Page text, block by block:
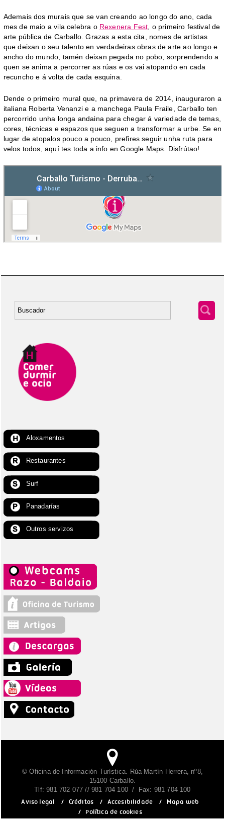
Ademais dos murais que se van creando ao longo do ano, cada
mes de maio a vila celebra o Rexenera Fest , o primeiro festival de
arte pública de Carballo. Grazas a esta cita, nomes de artistas
que deixan o seu talento en verdadeiras obras de arte ao longo e
ancho do mundo, tamén deixan pegada no pobo, sorprendendo a
quen se anima a percorrer as rúas e os vai atopando en cada
recuncho e á volta de cada esquina.
Dende o primeiro mural que, na primavera de 2014, inauguraron a
italiana Roberta Venanzi e a manchega Paula Fraile, Carballo ten
percorrido unha longa andaina para chegar á variedade de temas,
cores, técnicas e espazos que seguen a transformar a urbe. Se en
lugar de atopalos pouco a pouco, prefires seguir unha ruta para
velos todos, aquí tes toda a info en Google Maps. Disfrútao!
Aloxamentos
Restaurantes
Surf
Panadarías
Outros servizos
© Oficina de Información Turística. Rúa Martín Herrera, nº8,
15100 Carballo.
Tlf: 981 702 077 // 981 704 100 / Fax: 981 704 100
Aviso legal / Créditos / Accesibilidade /
Mapa web
/ Política de cookies